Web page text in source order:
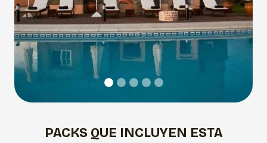
PACKS QUE INCLUYEN ESTA